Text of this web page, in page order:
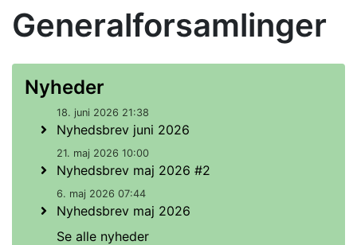
Generalforsamlinger
Nyheder
18. juni 2026 21:38
Nyhedsbrev juni 2026
21. maj 2026 10:00
Nyhedsbrev maj 2026 #2
6. maj 2026 07:44
Nyhedsbrev maj 2026
Se alle nyheder